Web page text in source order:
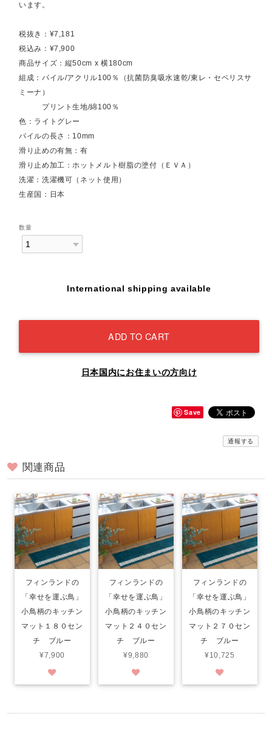
います。
税抜き：¥7,181
税込み：¥7,900
商品サイズ：縦50cm x 横180cm
組成：パイル/アクリル100％（抗菌防臭吸水速乾/東レ・セベリスサ
ミーナ）
プリント生地/綿100％
色：ライトグレー
パイルの長さ：10mm
滑り止めの有無：有
滑り止め加工：ホットメルト樹脂の塗付（ＥＶＡ）
洗濯：洗濯機可（ネット使用）
生産国：日本
数量
International shipping available
ADD TO CART
日本国内にお住まいの方向け
Save
通報する
関連商品
フィンランドの
「幸せを運ぶ鳥」
小鳥柄のキッチン
マット１８０セン
チ ブルー
¥7,900
フィンランドの
「幸せを運ぶ鳥」
小鳥柄のキッチン
マット２４０セン
チ ブルー
¥9,880
フィンランドの
「幸せを運ぶ鳥」
小鳥柄のキッチン
マット２７０セン
チ ブルー
¥10,725